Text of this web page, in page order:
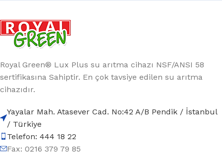
Royal Green® Lux Plus su arıtma cihazı NSF/ANSI 58
sertifikasına Sahiptir. En çok tavsiye edilen su arıtma
cihazıdır.
Yayalar Mah. Atasever Cad. No:42 A/B Pendik / İstanbul
/ Türkiye
Telefon: 444 18 22
Fax: 0216 379 79 85